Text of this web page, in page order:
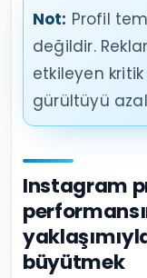
Not: Profil
değildir.
etkileyen
gürültüyü
Instagram
büyütmek